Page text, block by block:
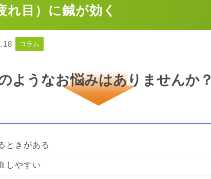
れ目）に鍼が効く
コラム
ようなお悩みはありませんか？
ときがある
しやすい